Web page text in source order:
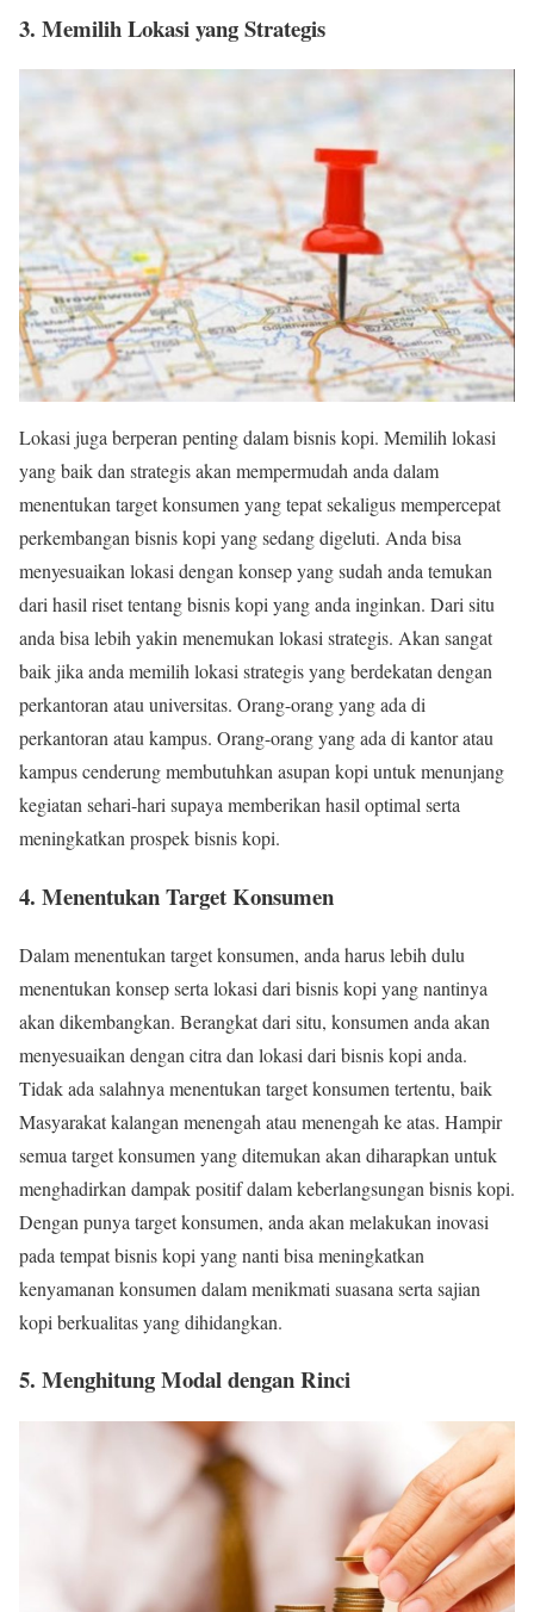
3. Memilih Lokasi yang Strategis
Lokasi juga berperan penting dalam bisnis kopi. Memilih lokasi
yang baik dan strategis akan mempermudah anda dalam
menentukan target konsumen yang tepat sekaligus mempercepat
perkembangan bisnis kopi yang sedang digeluti. Anda bisa
menyesuaikan lokasi dengan konsep yang sudah anda temukan
dari hasil riset tentang bisnis kopi yang anda inginkan. Dari situ
anda bisa lebih yakin menemukan lokasi strategis. Akan sangat
baik jika anda memilih lokasi strategis yang berdekatan dengan
perkantoran atau universitas. Orang-orang yang ada di
perkantoran atau kampus. Orang-orang yang ada di kantor atau
kampus cenderung membutuhkan asupan kopi untuk menunjang
kegiatan sehari-hari supaya memberikan hasil optimal serta
meningkatkan prospek bisnis kopi.
4. Menentukan Target Konsumen
Dalam menentukan target konsumen, anda harus lebih dulu
menentukan konsep serta lokasi dari bisnis kopi yang nantinya
akan dikembangkan. Berangkat dari situ, konsumen anda akan
menyesuaikan dengan citra dan lokasi dari bisnis kopi anda.
Tidak ada salahnya menentukan target konsumen tertentu, baik
Masyarakat kalangan menengah atau menengah ke atas. Hampir
semua target konsumen yang ditemukan akan diharapkan untuk
menghadirkan dampak positif dalam keberlangsungan bisnis kopi.
Dengan punya target konsumen, anda akan melakukan inovasi
pada tempat bisnis kopi yang nanti bisa meningkatkan
kenyamanan konsumen dalam menikmati suasana serta sajian
kopi berkualitas yang dihidangkan.
5. Menghitung Modal dengan Rinci